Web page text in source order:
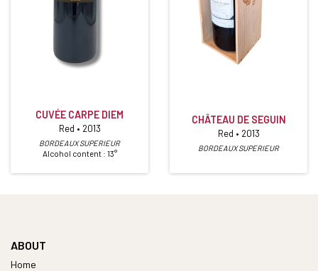
CUVÉE CARPE DIEM
Red • 2013
BORDEAUX SUPERIEUR
Alcohol content : 13°
CHÂTEAU DE SEGUIN
Red • 2013
BORDEAUX SUPERIEUR
ABOUT
Home